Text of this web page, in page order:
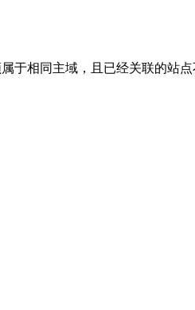
于相同主域，且已经关联的站